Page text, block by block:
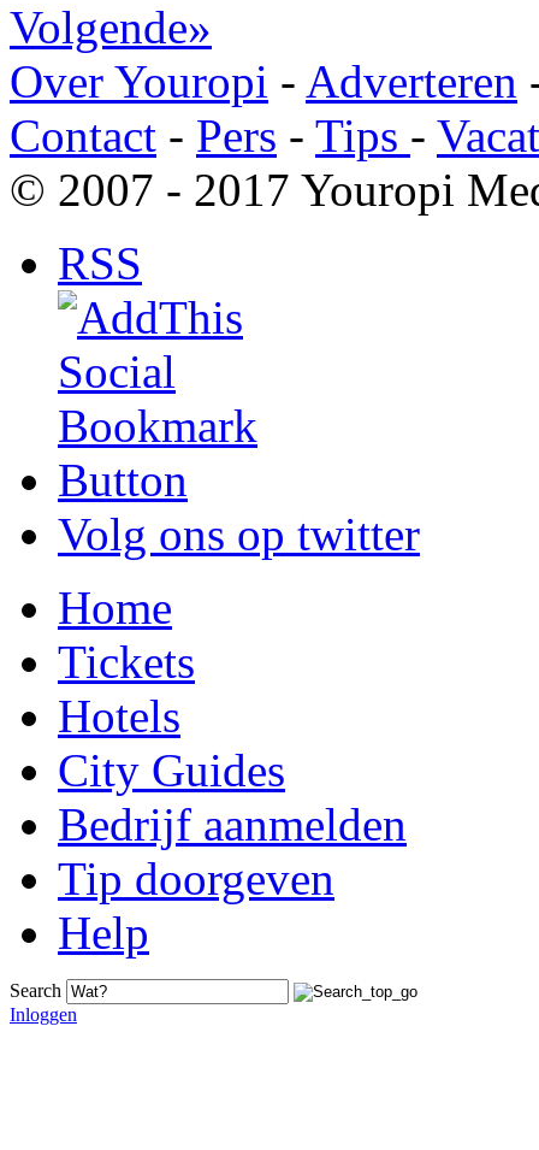
Volgende»
Over Youropi - Adverteren
Contact - Pers - Tips -
© 2007 - 2017 Youropi
RSS
Volg ons op twitter
Home
Tickets
Hotels
City Guides
Bedrijf aanmelden
Tip doorgeven
Help
Search
Inloggen